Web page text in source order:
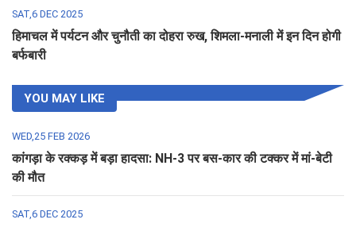
SAT,6 DEC 2025
हिमाचल में पर्यटन और चुनौती का दोहरा रुख, शिमला-मनाली में इन दिन होगी
बर्फबारी
YOU MAY LIKE
WED,25 FEB 2026
कांगड़ा के रक्कड़ में बड़ा हादसा: NH-3 पर बस-कार की टक्कर में मां-बेटी
की मौत
SAT,6 DEC 2025